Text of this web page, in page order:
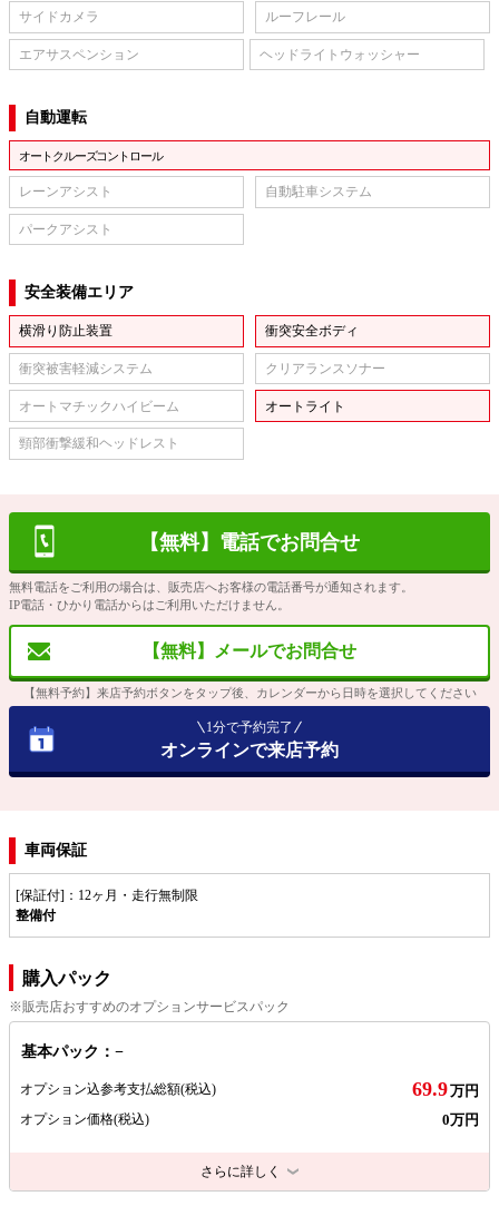
サイドカメラ ルーフレール
エアサスペンション ヘッドライトウォッシャー
自動運転
オートクルーズコントロール
レーンアシスト 自動駐車システム
パークアシスト
安全装備エリア
横滑り防止装置 衝突安全ボディ
衝突被害軽減システム クリアランスソナー
オートマチックハイビーム オートライト
頸部衝撃緩和ヘッドレスト
【無料】電話でお問合せ
無料電話をご利用の場合は、販売店へお客様の電話番号が通知されます。
IP電話・ひかり電話からはご利用いただけません。
【無料】メールでお問合せ
【無料予約】来店予約ボタンをタップ後、カレンダーから日時を選択してください
1分で予約完了
オンラインで来店予約
車両保証
[保証付]：12ヶ月・走行無制限
整備付
購入パック
※販売店おすすめのオプションサービスパック
基本パック：−
オプション込参考支払総額(税込) 69.9万円
オプション価格(税込) 0万円
さらに詳しく